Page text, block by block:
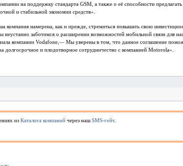
на поддержку стандарта GSM, а также о её способности
и стабильной экономии средств».
компания намерена, как и прежде, стремиться повышать свою
неустанно заботимся о расширении возможностей мобильной связи для
компании Vodafone,— Мы уверены в том, что данное соглашение
долгосрочное и плодотворное сотрудничество с компанией Motorola».
из Каталога компаний через нашSMS-гейт.